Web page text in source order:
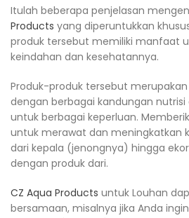
Itulah beberapa penjelasan
Products yang diperuntukkan
produk tersebut memiliki manfaat
keindahan dan kesehatannya.
Produk-produk tersebut
dengan berbagai kandungan
untuk berbagai keperluan.
untuk merawat dan meningkatkan
dari kepala (jenongnya) hingga
dengan produk dari.
CZ Aqua Products untuk Louhan
bersamaan, misalnya jika Anda